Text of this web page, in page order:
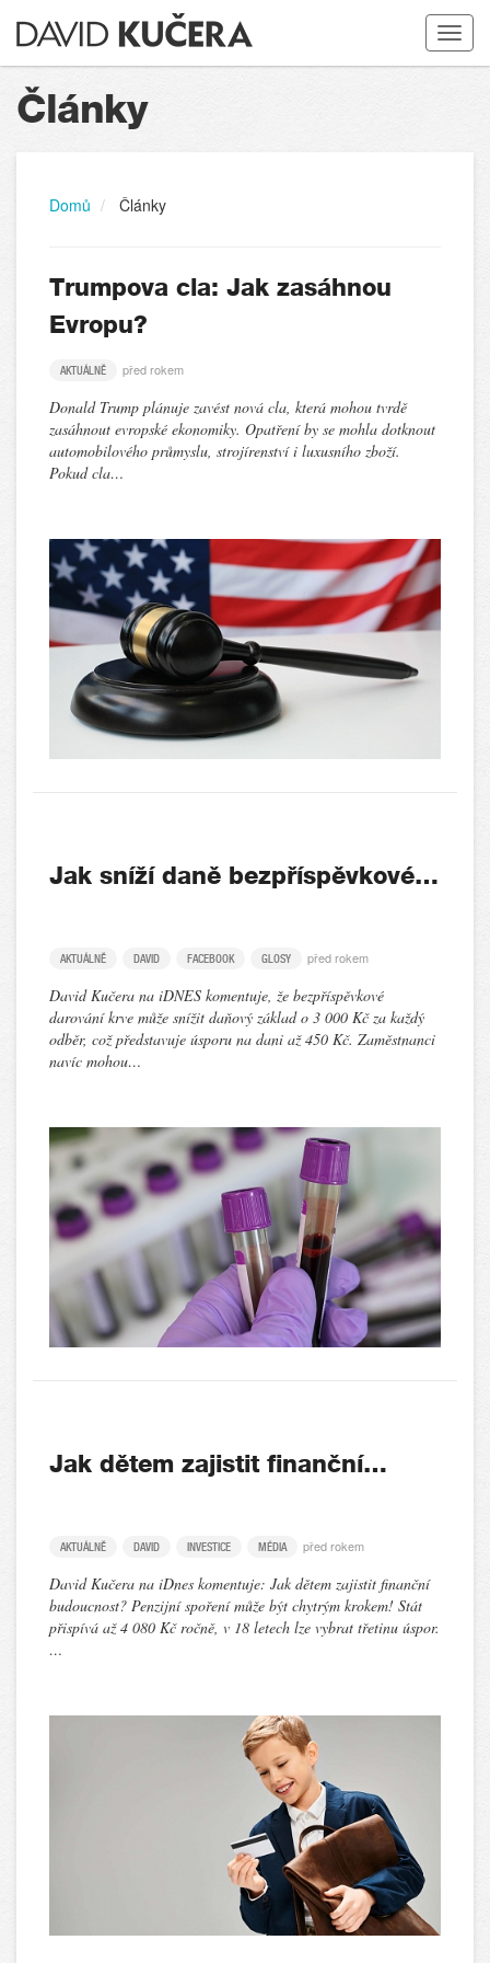
Toggle
Články
Domů Články
Trumpova cla: Jak zasáhnou
Evropu?
AKTUÁLNĚ před rokem
Donald Trump plánuje zavést nová cla, která mohou tvrdě
zasáhnout evropské ekonomiky. Opatření by se mohla dotknout
automobilového průmyslu, strojírenství i luxusního zboží.
Pokud cla…
Jak sníží daně bezpříspěvkové…
AKTUÁLNĚ DAVID FACEBOOK GLOSY před rokem
David Kučera na iDNES komentuje, že bezpříspěvkové
darování krve může snížit daňový základ o 3 000 Kč za každý
odběr, což představuje úsporu na dani až 450 Kč. Zaměstnanci
navíc mohou…
Jak dětem zajistit finanční…
AKTUÁLNĚ DAVID INVESTICE MÉDIA před rokem
David Kučera na iDnes komentuje: Jak dětem zajistit finanční
budoucnost? Penzijní spoření může být chytrým krokem! Stát
přispívá až 4 080 Kč ročně, v 18 letech lze vybrat třetinu úspor.
…